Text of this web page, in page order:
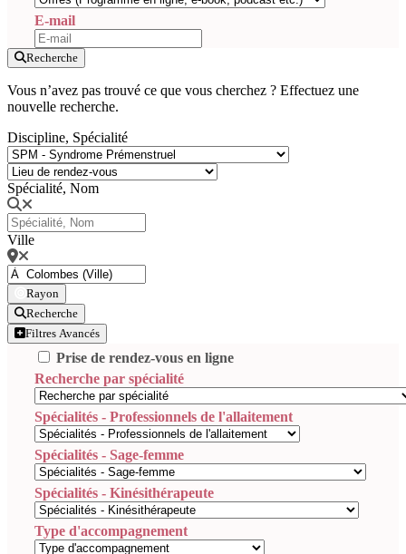
E-mail
Recherche
Vous n’avez pas trouvé ce que vous cherchez ? Effectuez une
nouvelle recherche.
Discipline, Spécialité
Spécialité, Nom
Ville
Rayon
Recherche
Filtres Avancés
Prise de rendez-vous en ligne
Recherche par spécialité
Spécialités - Professionnels de l'allaitement
Spécialités - Sage-femme
Spécialités - Kinésithérapeute
Type d'accompagnement